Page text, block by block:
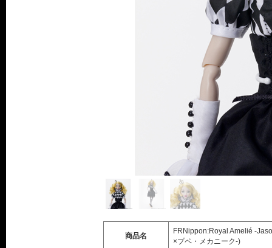
商品名
FRNippon:Royal Amelié -
×プペ・メカニーク-)